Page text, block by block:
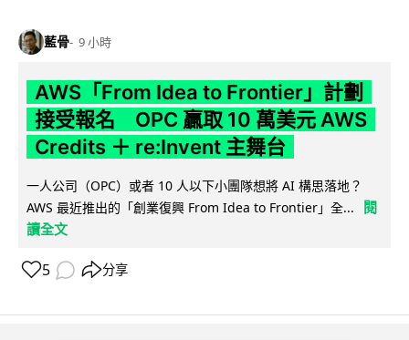
藍骨 9 小時
AWS「From Idea to Frontier」計劃
接受報名 OPC 贏取 10 萬美元 AWS
Credits ＋ re:Invent 主舞台
一人公司（OPC）或者 10 人以下小團隊想將 AI 構思落地？
AWS 最近推出的「創業復興 From Idea to Frontier」全...
閱
讀全文
5 分享